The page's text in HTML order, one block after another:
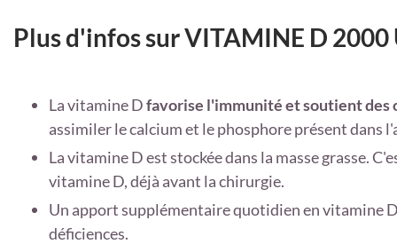
Plus d'infos sur VITAMINE D 2000
La vitamine Dfavorise l'immunité et soutient des
assimiler le calcium et le phosphore présent dans
La vitamine D est stockée dans la masse grasse.
vitamine D, déjà avant la chirurgie.
Un apport supplémentaire quotidien en vitamine
déficiences.